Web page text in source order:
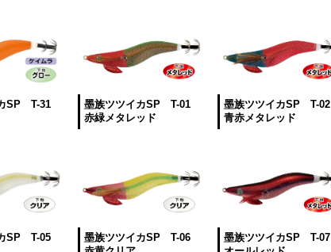
SP T-31
墨族ツツイカSP T-01
赤緑メタレッド
墨族ツツイカSP T-02
青赤メタレッド
SP T-05
墨族ツツイカSP T-06
墨族ツツイカSP T-07